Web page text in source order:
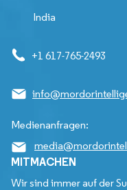
India
+1 617-765-2493
Medienanfragen:
MITMACHEN
Wir sind immer auf der